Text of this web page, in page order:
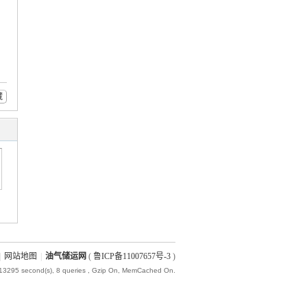
网站地图 油气储运网 ( 鲁ICP备11007657号-3 )
second(s), 8 queries , Gzip On, MemCached On.